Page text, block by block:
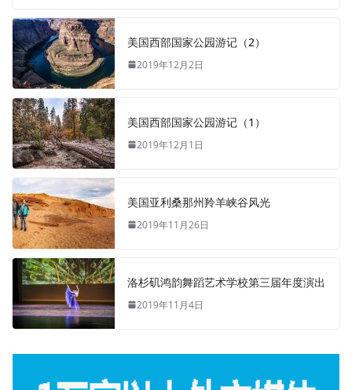
美国西部国家公园游记（2）
2019年12月2日
美国西部国家公园游记（1）
2019年12月1日
美国亚利桑那州羚羊峡谷风光
2019年11月26日
洛杉矶鸿韵舞蹈艺术学校第三届年度演出
2019年11月4日